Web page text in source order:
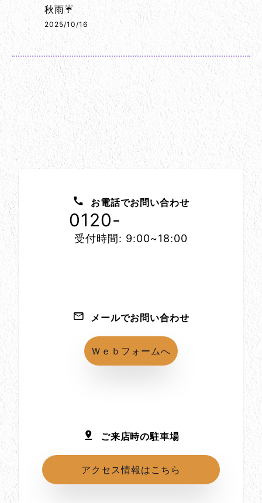
秋雨☔
2025/10/16
お電話でお問い合わせ
0120-
受付時間: 9:00~18:00
メールでお問い合わせ
Ｗｅｂフォームへ
ご来店時の駐車場
アクセス情報はこちら
所在地